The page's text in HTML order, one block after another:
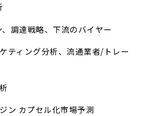
調達戦略、下流のバイヤー
ティング分析、流通業者/トレー
ン カプセル化市場予測